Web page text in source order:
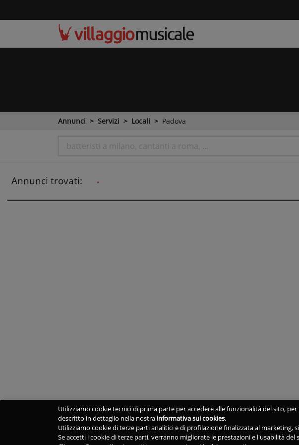
Annunci Servizi Locali Padova
Annunci trovati:
Utilizziamo cookie tecnici di prima parte per accedere alle funzionalità del sito,
descritto in dettaglio nella nostra informativa sui cookies.
Utilizziamo cookie di terze parti analitici e di profilazione finalizzata al
Se accetti i cookie di terze parti, verranno migliorate le prestazioni e l'usabilità